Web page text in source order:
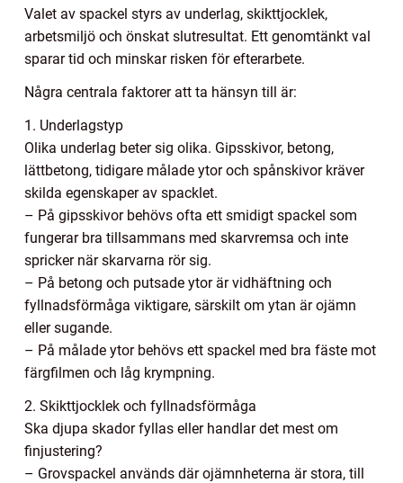
Valet av spackel styrs av underlag, skikttjocklek,
arbetsmiljö och önskat slutresultat. Ett genomtänkt val
sparar tid och minskar risken för efterarbete.
Några centrala faktorer att ta hänsyn till är:
1. Underlagstyp
Olika underlag beter sig olika. Gipsskivor, betong,
lättbetong, tidigare målade ytor och spånskivor kräver
skilda egenskaper av spacklet.
– På gipsskivor behövs ofta ett smidigt spackel som
fungerar bra tillsammans med skarvremsa och inte
spricker när skarvarna rör sig.
– På betong och putsade ytor är vidhäftning och
fyllnadsförmåga viktigare, särskilt om ytan är ojämn
eller sugande.
– På målade ytor behövs ett spackel med bra fäste mot
färgfilmen och låg krympning.
2. Skikttjocklek och fyllnadsförmåga
Ska djupa skador fyllas eller handlar det mest om
finjustering?
– Grovspackel används där ojämnheterna är stora, till